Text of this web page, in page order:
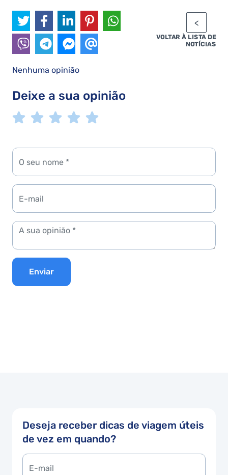
VOLTAR À LISTA DE
NOTÍCIAS
Nenhuma opinião
Deixe a sua opinião
Enviar
Deseja receber dicas de viagem úteis
de vez em quando?